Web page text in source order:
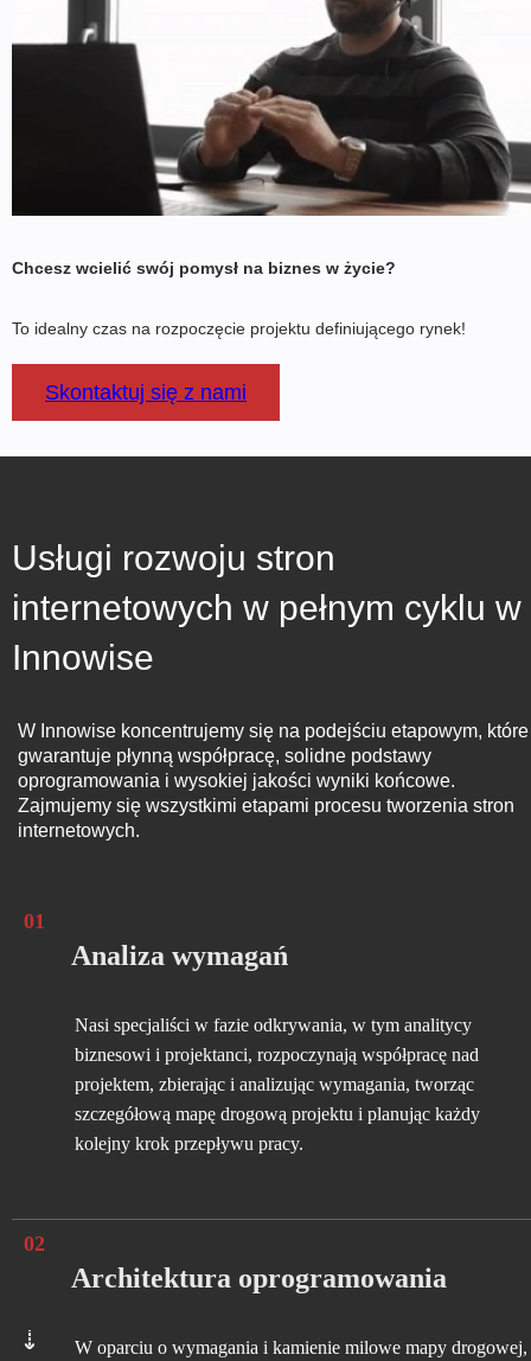
Opieka zdrowotna
Chcesz wcielić swój pomysł na biznes w życie?
To idealny czas na rozpoczęcie projektu definiującego rynek!
Skontaktuj się z nami
Usługi rozwoju stron
internetowych w pełnym cyklu w
Innowise
W Innowise koncentrujemy się na podejściu etapowym, które
gwarantuje płynną współpracę, solidne podstawy
oprogramowania i wysokiej jakości wyniki końcowe.
Zajmujemy się wszystkimi etapami procesu tworzenia stron
internetowych.
01
Analiza wymagań
Nasi specjaliści w fazie odkrywania, w tym analitycy
biznesowi i projektanci, rozpoczynają współpracę nad
projektem, zbierając i analizując wymagania, tworząc
szczegółową mapę drogową projektu i planując każdy
kolejny krok przepływu pracy.
02
Architektura oprogramowania
W oparciu o wymagania i kamienie milowe mapy drogowej,